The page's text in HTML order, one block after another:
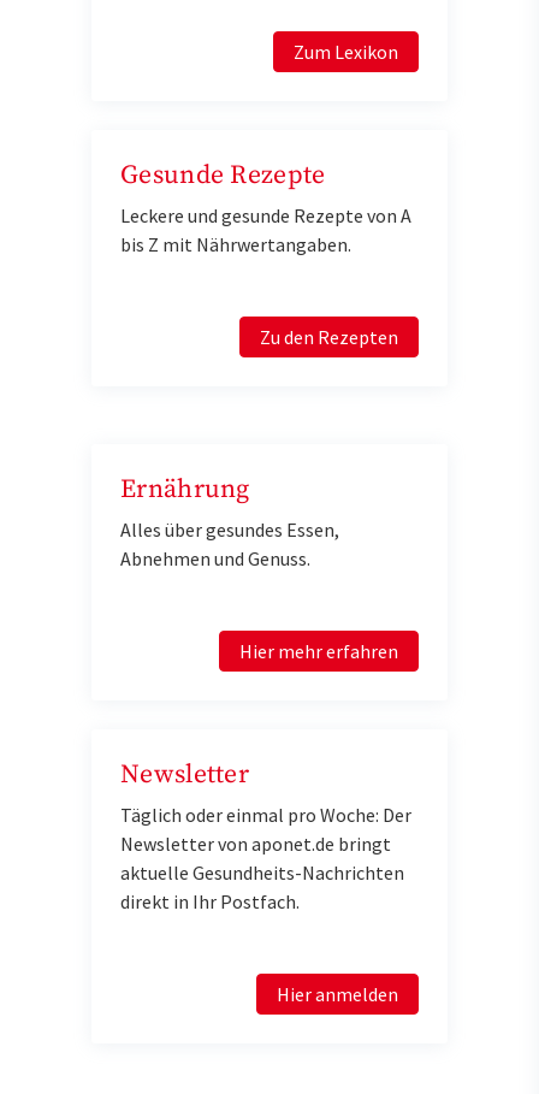
Zum Lexikon
Gesunde Rezepte
Leckere und gesunde Rezepte von A
bis Z mit Nährwertangaben.
Zu den Rezepten
Ernährung
Alles über gesundes Essen,
Abnehmen und Genuss.
Hier mehr erfahren
Newsletter
Täglich oder einmal pro Woche: Der
Newsletter von aponet.de bringt
aktuelle Gesundheits-Nachrichten
direkt in Ihr Postfach.
Hier anmelden